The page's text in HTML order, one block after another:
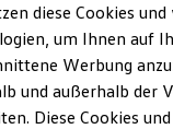
unterwegs
Zuhause
finden
diese Cookies
um Ihnen auf
Werbung
und außerhalb der
Diese Cookies